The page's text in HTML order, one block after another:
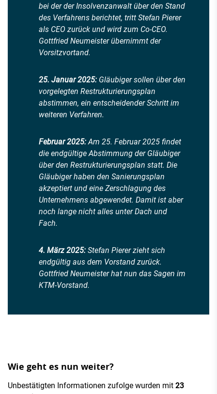
bei der der Insolvenzanwalt über den Stand
des Verfahrens berichtet, tritt Stefan Pierer
als CEO zurück und wird zum Co-CEO.
Gottfried Neumeister übernimmt der
Vorsitzvortand.
25. Januar 2025: Gläubiger sollen über den
vorgelegten Restrukturierungsplan
abstimmen, ein entscheidender Schritt im
weiteren Verfahren.
Februar 2025:Am 25. Februar 2025 findet
die endgültige Abstimmung der Gläubiger
über den Restrukturierungsplan statt. Die
Gläubiger haben den Sanierungsplan
akzeptiert und eine Zerschlagung des
Unternehmens abgewendet. Damit ist aber
noch lange nicht alles unter Dach und
Fach.
4. März 2025: Stefan Pierer zieht sich
endgültig aus dem Vorstand zurück.
Gottfried Neumeister hat nun das Sagen im
KTM-Vorstand.
Wie geht es nun weiter?
Unbestätigten Informationen zufolge wurden mit 23